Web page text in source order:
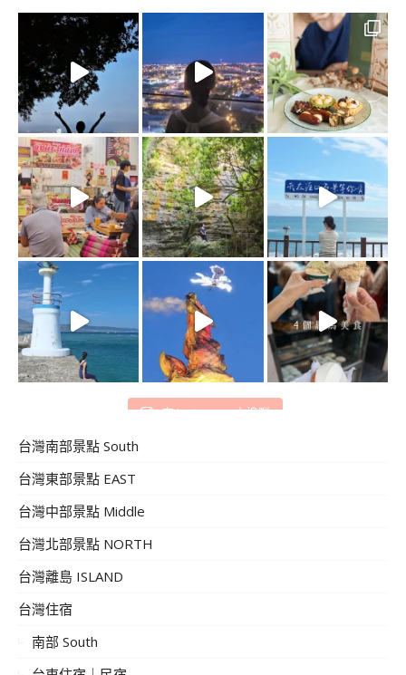
在 Instagram 上追蹤
台灣南部景點 South
台灣東部景點 EAST
台灣中部景點 Middle
台灣北部景點 NORTH
台灣離島 ISLAND
台灣住宿
南部 South